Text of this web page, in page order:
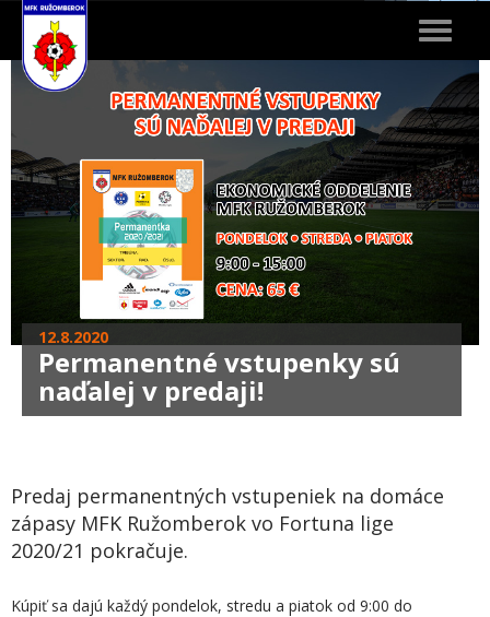
Toggle
12.8.2020
Permanentné vstupenky sú
naďalej v predaji!
Predaj permanentných vstupeniek na domáce
zápasy MFK Ružomberok vo Fortuna lige
2020/21 pokračuje.
Kúpiť sa dajú každý pondelok, stredu a piatok od 9:00 do